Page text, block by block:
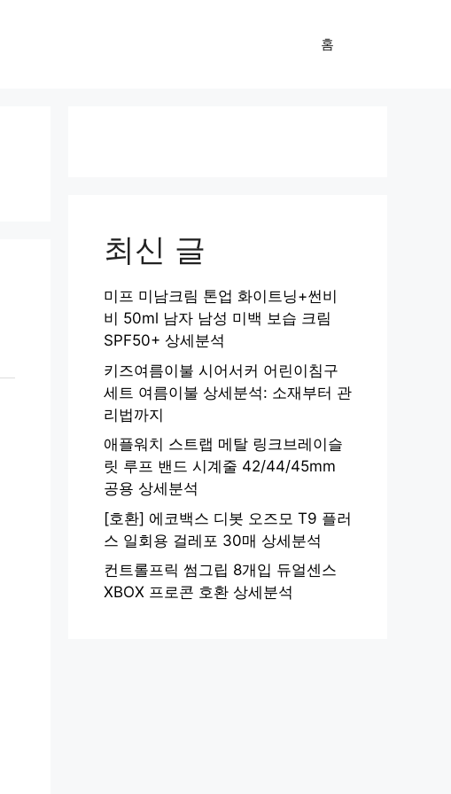
홈
최신 글
미프 미남크림 톤업 화이트닝+썬비
비 50ml 남자 남성 미백 보습 크림
SPF50+ 상세분석
키즈여름이불 시어서커 어린이침구
세트 여름이불 상세분석: 소재부터 관
리법까지
애플워치 스트랩 메탈 링크브레이슬
릿 루프 밴드 시계줄 42/44/45mm
공용 상세분석
[호환] 에코백스 디봇 오즈모 T9 플러
스 일회용 걸레포 30매 상세분석
컨트롤프릭 썸그립 8개입 듀얼센스
XBOX 프로콘 호환 상세분석